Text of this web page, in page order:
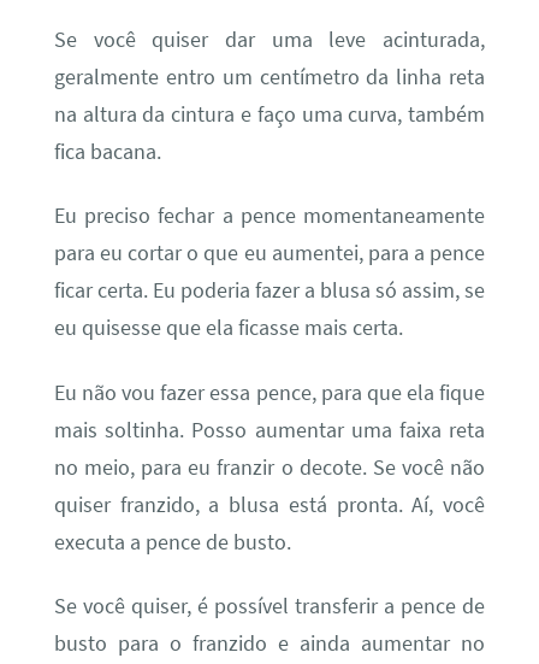
Se você quiser dar uma leve acinturada,
geralmente entro um centímetro da linha reta
na altura da cintura e faço uma curva, também
fica bacana.
Eu preciso fechar a pence momentaneamente
para eu cortar o que eu aumentei, para a pence
ficar certa. Eu poderia fazer a blusa só assim, se
eu quisesse que ela ficasse mais certa.
Eu não vou fazer essa pence, para que ela fique
mais soltinha. Posso aumentar uma faixa reta
no meio, para eu franzir o decote. Se você não
quiser franzido, a blusa está pronta. Aí, você
executa a pence de busto.
Se você quiser, é possível transferir a pence de
busto para o franzido e ainda aumentar no